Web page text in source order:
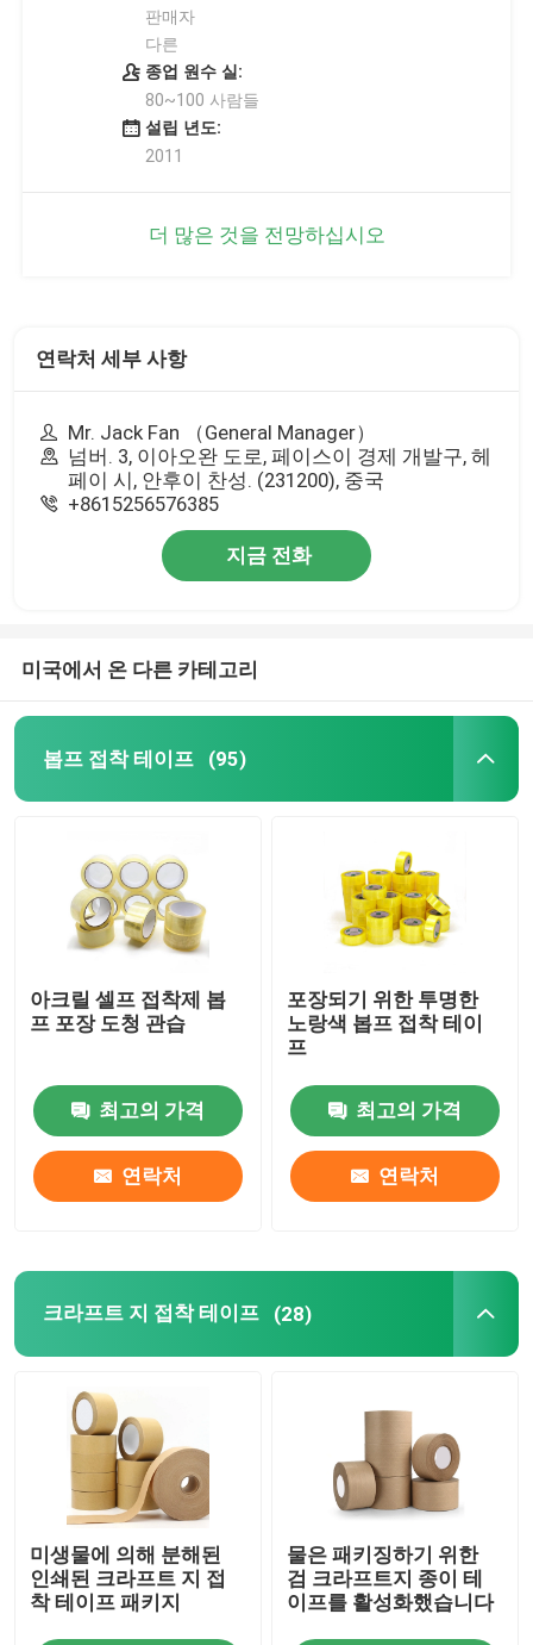
판매자
다른
종업 원수 실:
80~100 사람들
설립 년도:
2011
더 많은 것을 전망하십시오
연락처 세부 사항
Mr. Jack Fan （General Manager）
넘버. 3, 이아오완 도로, 페이스이 경제 개발구, 헤
페이 시, 안후이 찬성. (231200), 중국
+8615256576385
지금 전화
미국에서 온 다른 카테고리
봅프 접착 테이프 (95)
아크릴 셀프 접착제 봅
프 포장 도청 관습
최고의 가격
연락처
포장되기 위한 투명한
노랑색 봅프 접착 테이
프
최고의 가격
연락처
크라프트 지 접착 테이프 (28)
미생물에 의해 분해된
인쇄된 크라프트 지 접
착 테이프 패키지
물은 패키징하기 위한
검 크라프트지 종이 테
이프를 활성화했습니다